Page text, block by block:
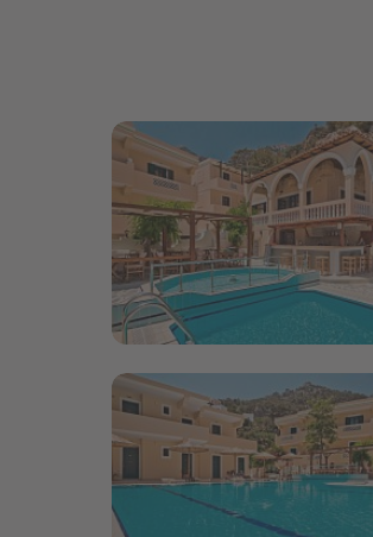
Bildergalerie öffnen
Bildergalerie öffnen